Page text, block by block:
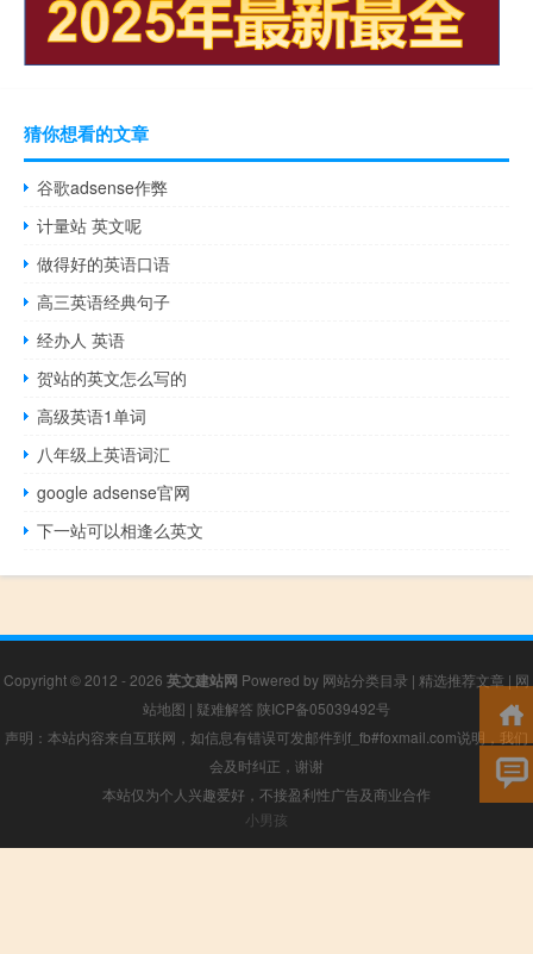
猜你想看的文章
谷歌adsense作弊
计量站 英文呢
做得好的英语口语
高三英语经典句子
经办人 英语
贺站的英文怎么写的
高级英语1单词
八年级上英语词汇
google adsense官网
下一站可以相逢么英文
Copyright © 2012 - 2026 英文建站网 Powered by 网站分类目录 | 精选推荐文章 | 网
站地图 | 疑难解答 陕ICP备05039492号
声明：本站内容来自互联网，如信息有错误可发邮件到f_fb#foxmail.com说明，我们
会及时纠正，谢谢
本站仅为个人兴趣爱好，不接盈利性广告及商业合作
小男孩